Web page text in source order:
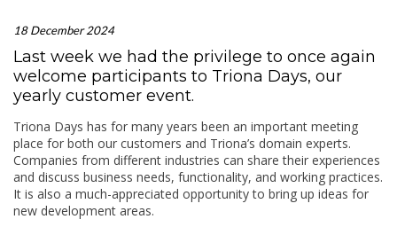
18 December 2024
Last week we had the privilege to once again
welcome participants to Triona Days, our
yearly customer event.
Triona Days has for many years been an important meeting
place for both our customers and Triona’s domain experts.
Companies from different industries can share their experiences
and discuss business needs, functionality, and working practices.
It is also a much-appreciated opportunity to bring up ideas for
new development areas.